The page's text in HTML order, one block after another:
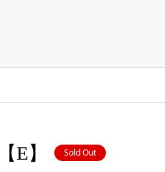
】 Sold Out